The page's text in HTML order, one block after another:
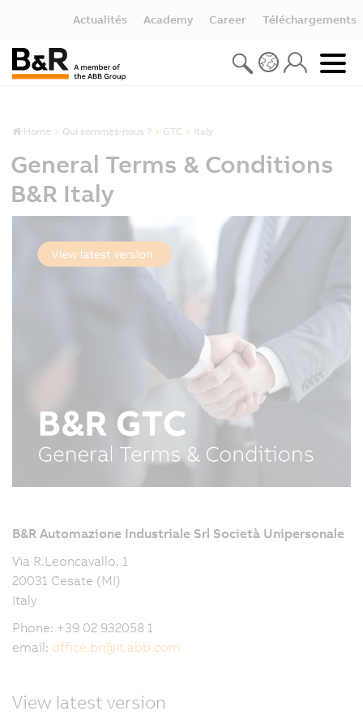
Actualités Academy Career Téléchargements
Home Qui sommes-nous ? GTC Italy
General Terms & Conditions
B&R Italy
B&R Automazione Industriale Srl Società Unipersonale
Via R.Leoncavallo, 1
20031 Cesate (MI)
Italy
Phone: +39 02 932058 1
email: office.br@it.abb.com
View latest version